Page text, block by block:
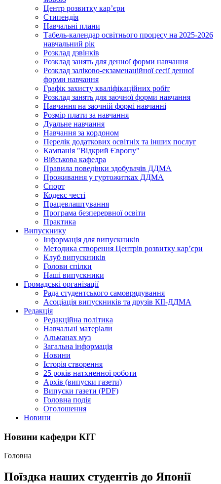
Центр розвитку кар’єри
Стипендія
Навчальні плани
Табель-календар освітнього процесу на 2025-2026
навчальний рік
Розклад дзвінків
Розклад занять для денної форми навчання
Розклад заліково-екзаменаційної сесії денної
форми навчання
Графік захисту кваліфікаційних робіт
Розклад занять для заочної форми навчання
Навчання на заочній формі навчанні
Розмір плати за навчання
Дуальне навчання
Навчання за кордоном
Перелік додаткових освітніх та інших послуг
Кампанія "Відкрий Європу"
Військова кафедра
Правила поведінки здобувачів ДДМА
Проживання у гуртожитках ДДМА
Спорт
Кодекс честі
Працевлаштування
Програма безперервної освіти
Практика
Випускнику
Інформація для випускників
Методика створення Центрів розвитку кар’єри
Клуб випускників
Голови спілки
Наші випускники
Громадські організації
Рада студентського самоврядування
Асоціація випускників та друзів КІІ-ДДМА
Редакція
Редакційна політика
Навчальні матеріали
Альманах муз
Загальна інформація
Новини
Історія створення
25 років натхненної роботи
Архів (випуски газети)
Випуски газети (PDF)
Головна подія
Оголошення
Новини
Новини кафедри КІТ
Головна
Поїздка наших студентів до Японії